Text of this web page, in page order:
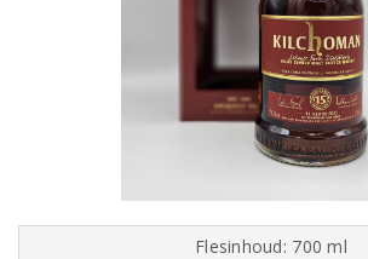
Flesinhoud: 700 ml